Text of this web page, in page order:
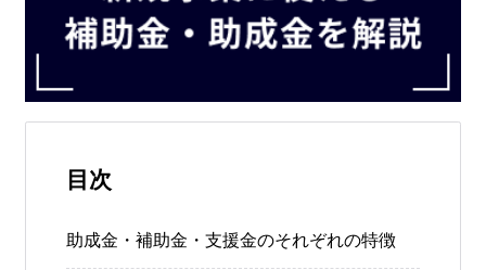
目次
助成金・補助金・支援金のそれぞれの特徴